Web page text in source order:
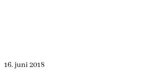
16. juni 2018